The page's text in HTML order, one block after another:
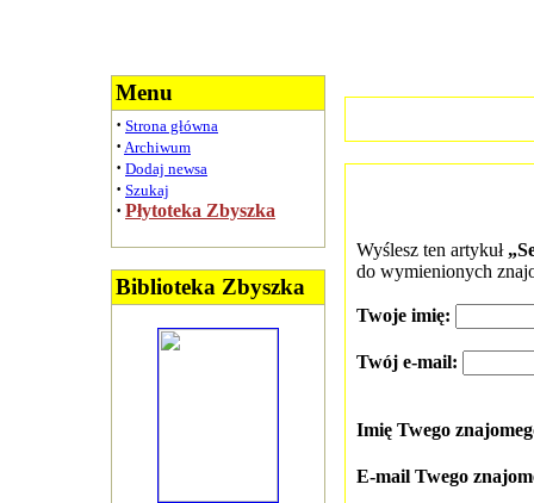
Menu
· Strona główna
· Archiwum
· Dodaj newsa
· Szukaj
· Płytoteka Zbyszka
Biblioteka Zbyszka
Wyślesz ten artykuł
do wymienionych
Twoje imię:
Twój e-mail:
Imię Twego
E-mail Twego